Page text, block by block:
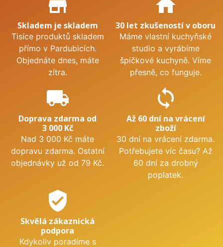
store_mall_directory
Skladem je skladem
Tisíce produktů skladem
přímo v Pardubicích.
Objednáte dnes, máte
zítra.
home
30 let zkušeností v oboru
Máme vlastní kuchyňské
studio a vyrábíme
špičkové kuchyně. Víme
přesně, co funguje.
local_shipping
Doprava zdarma od
3 000 Kč
Nad 3 000 Kč máte
dopravu zdarma. Ostatní
objednávky už od 79 Kč.
sync
Až 60 dní na vrácení
zboží
30 dní na vrácení zdarma.
Potřebujete víc času? Až
60 dní za drobný
poplatek.
verified_user
Skvělá zákaznická
podpora
Kdykoliv poradíme s